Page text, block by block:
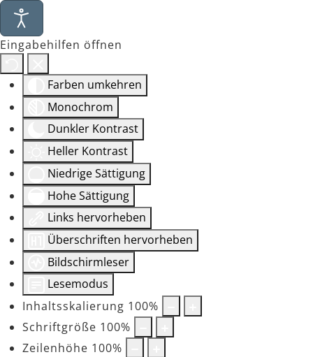
Eingabehilfen öffnen
Farben umkehren
Monochrom
Dunkler Kontrast
Heller Kontrast
Niedrige Sättigung
Hohe Sättigung
Links hervorheben
Überschriften hervorheben
Bildschirmleser
Lesemodus
Inhaltsskalierung 100%
Schriftgröße 100%
Zeilenhöhe 100%